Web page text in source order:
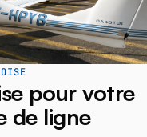
pour votre
de ligne